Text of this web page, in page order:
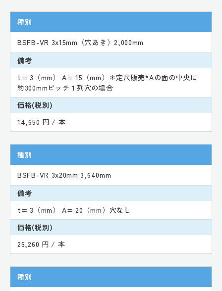
種別
BSFB-VR 3x15mm（穴あき）2,000mm
備考
t= 3（mm） A= 15（mm）＊定尺販売*Aの面の中央に
約300mmピッチ１列穴の場合
価格(税別)
14,650 円 / 本
種別
BSFB-VR 3x20mm 3,640mm
備考
t= 3（mm） A= 20（mm）穴なし
価格(税別)
26,260 円 / 本
種別